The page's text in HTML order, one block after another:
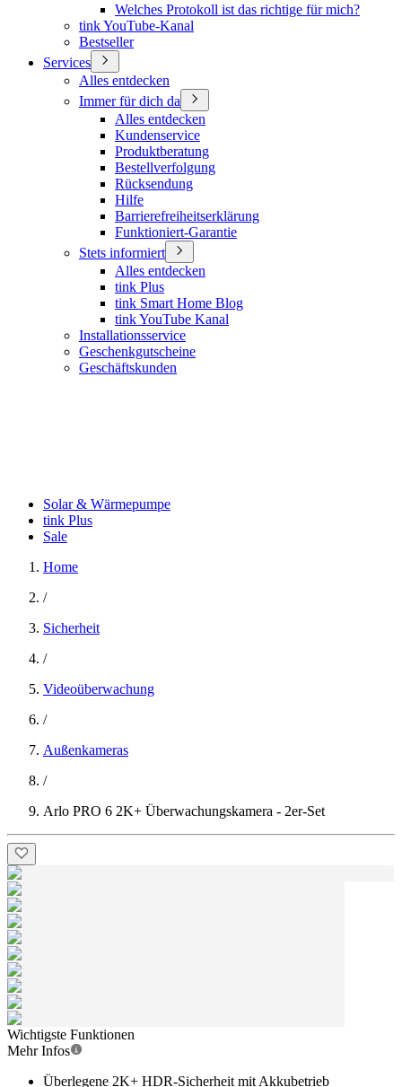
Welches Protokoll ist das richtige für mich?
tink YouTube-Kanal
Bestseller
Services
Alles entdecken
Immer für dich da
Alles entdecken
Kundenservice
Produktberatung
Bestellverfolgung
Rücksendung
Hilfe
Barrierefreiheitserklärung
Funktioniert-Garantie
Stets informiert
Alles entdecken
tink Plus
tink Smart Home Blog
tink YouTube Kanal
Installationsservice
Geschenkgutscheine
Geschäftskunden
Solar & Wärmepumpe
tink Plus
Sale
Home
/
Sicherheit
/
Videoüberwachung
/
Außenkameras
/
Arlo PRO 6 2K+ Überwachungskamera - 2er-Set
Wichtigste Funktionen
Mehr Infos
Überlegene 2K+ HDR-Sicherheit mit Akkubetrieb